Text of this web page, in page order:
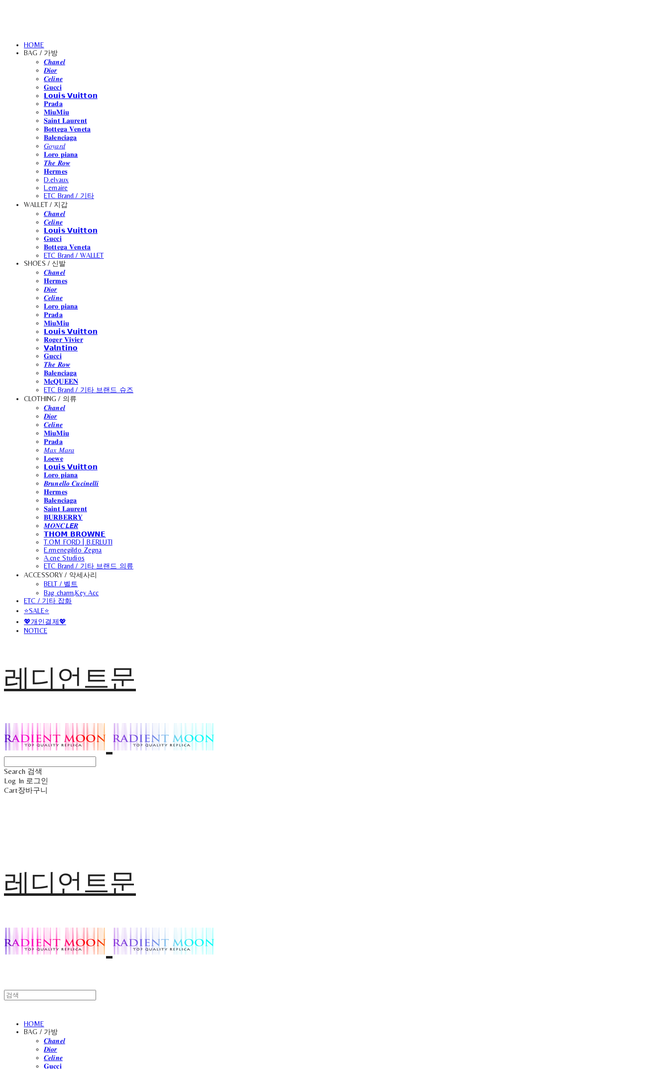
HOME
BAG / 가방
𝑪𝒉𝒂𝒏𝒆𝒍
𝑫𝒊𝒐𝒓
𝑪𝒆𝒍𝒊𝒏𝒆
𝐆𝐮𝐜𝐜𝐢
𝗟𝗼𝘂𝗶𝘀 𝗩𝘂𝗶𝘁𝘁𝗼𝗻
𝐏𝐫𝐚𝐝𝐚
𝐌𝐢𝐮𝐌𝐢𝐮
𝐒𝐚𝐢𝐧𝐭 𝐋𝐚𝐮𝐫𝐞𝐧𝐭
𝐁𝐨𝐭𝐭𝐞𝐠𝐚 𝐕𝐞𝐧𝐞𝐭𝐚
𝐁𝐚𝐥𝐞𝐧𝐜𝐢𝐚𝐠𝐚
𝐺𝑜𝑦𝑎𝑟𝑑
𝐋𝐨𝐫𝐨 𝐩𝐢𝐚𝐧𝐚
𝑻𝒉𝒆 𝑹𝒐𝒘
𝐇𝐞𝐫𝐦𝐞𝐬
D.elvaux
L.emaire
ETC Brand / 기타
WALLET / 지갑
𝑪𝒉𝒂𝒏𝒆𝒍
𝑪𝒆𝒍𝒊𝒏𝒆
𝗟𝗼𝘂𝗶𝘀 𝗩𝘂𝗶𝘁𝘁𝗼𝗻
𝐆𝐮𝐜𝐜𝐢
𝐁𝐨𝐭𝐭𝐞𝐠𝐚 𝐕𝐞𝐧𝐞𝐭𝐚
ETC Brand / WALLET
SHOES / 신발
𝑪𝒉𝒂𝒏𝒆𝒍
𝐇𝐞𝐫𝐦𝐞𝐬
𝑫𝒊𝒐𝒓
𝑪𝒆𝒍𝒊𝒏𝒆
𝐋𝐨𝐫𝐨 𝐩𝐢𝐚𝐧𝐚
𝐏𝐫𝐚𝐝𝐚
𝐌𝐢𝐮𝐌𝐢𝐮
𝗟𝗼𝘂𝗶𝘀 𝗩𝘂𝗶𝘁𝘁𝗼𝗻
𝐑𝐨𝐠𝐞𝐫 𝐕𝐢𝐯𝐢𝐞𝐫
𝗩𝗮𝗹𝗻𝘁𝗶𝗻𝗼
𝐆𝐮𝐜𝐜𝐢
𝑻𝒉𝒆 𝑹𝒐𝒘
𝐁𝐚𝐥𝐞𝐧𝐜𝐢𝐚𝐠𝐚
𝐌𝐜𝐐𝐔𝐄𝐄𝐍
ETC Brand / 기타 브랜드 슈즈
CLOTHING / 의류
𝑪𝒉𝒂𝒏𝒆𝒍
𝑫𝒊𝒐𝒓
𝑪𝒆𝒍𝒊𝒏𝒆
𝐌𝐢𝐮𝐌𝐢𝐮
𝐏𝐫𝐚𝐝𝐚
𝑀𝑎𝑥 𝑀𝑎𝑟𝑎
𝐋𝐨𝐞𝐰𝐞
𝗟𝗼𝘂𝗶𝘀 𝗩𝘂𝗶𝘁𝘁𝗼𝗻
𝐋𝐨𝐫𝐨 𝐩𝐢𝐚𝐧𝐚
𝑩𝒓𝒖𝒏𝒆𝒍𝒍𝒐 𝑪𝒖𝒄𝒊𝒏𝒆𝒍𝒍𝒊
𝐇𝐞𝐫𝐦𝐞𝐬
𝐁𝐚𝐥𝐞𝐧𝐜𝐢𝐚𝐠𝐚
𝐒𝐚𝐢𝐧𝐭 𝐋𝐚𝐮𝐫𝐞𝐧𝐭
𝐁𝐔𝐑𝐁𝐄𝐑𝐑𝐘
𝑴𝑶𝑵𝑪𝙇𝙀𝑹
𝗧𝗛𝗢𝗠 𝗕𝗥𝗢𝗪𝗡𝗘
T.OM FORD | B.ERLUTI
E.rmenegildo Zegna
A.cne Studios
ETC Brand / 기타 브랜드 의류
ACCESSORY / 악세사리
BELT / 벨트
Bag charm,Key Acc
ETC / 기타 잡화
⭐SALE⭐
💖개인결제💖
NOTICE
레디언트문
Search 검색
Log In 로그인
Cart장바구니
레디언트문
HOME
BAG / 가방
𝑪𝒉𝒂𝒏𝒆𝒍
𝑫𝒊𝒐𝒓
𝑪𝒆𝒍𝒊𝒏𝒆
𝐆𝐮𝐜𝐜𝐢